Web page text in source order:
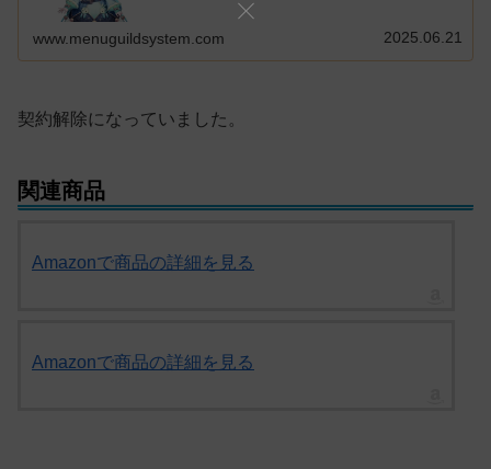
www.menuguildsystem.com 2025.06.21
契約解除になっていました。
関連商品
Amazonで商品の詳細を見る
Amazonで商品の詳細を見る